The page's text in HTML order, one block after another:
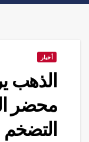
أخبار
الذهب
محضر
التضخم